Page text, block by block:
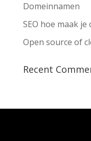
Domeinnamen
SEO hoe maak
Open source of
Recent